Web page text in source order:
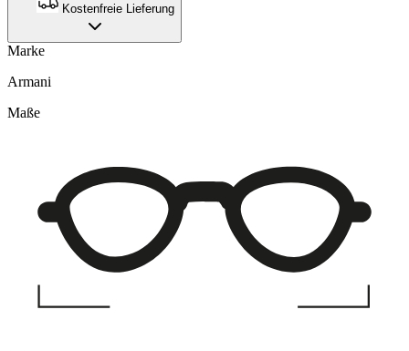
Kostenfreie Lieferung
Marke
Armani
Maße